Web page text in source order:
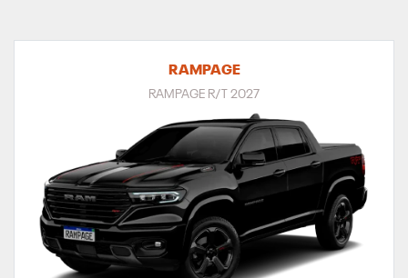
RAMPAGE
RAMPAGE R/T 2027